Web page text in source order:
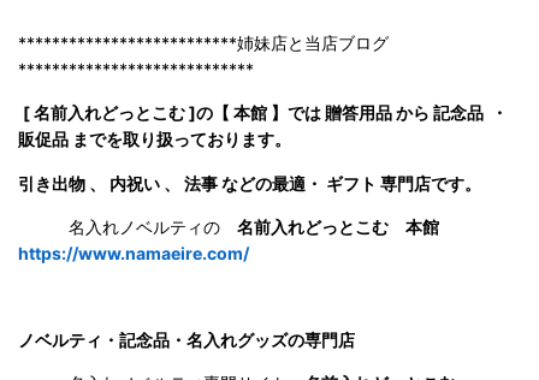
**************************姉妹店と当店ブログ
****************************
[ 名前入れどっとこむ ]の【 本館 】では 贈答用品 から 記念品 ・
販促品 までを取り扱っております。
引き出物 、 内祝い 、 法事 などの最適・ ギフト 専門店です。
名入れノベルティの 名前入れどっとこむ 本館
https://www.namaeire.com/
ノベルティ・記念品・名入れグッズの専門店